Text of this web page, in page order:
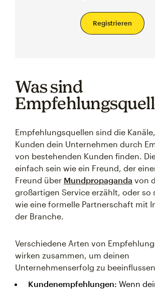
Registrieren
Was sind
Empfehlungsquellen sind die
Kunden dein Unternehmen durch
von bestehenden Kunden finden.
einfach sein wie ein Freund, der
Freund über Mundpropaganda von
großartigen Service erzählt, oder so
wie eine formelle Partnerschaft mit
der Branche.
Verschiedene Arten von
wirken zusammen, um deinen
Unternehmenserfolg zu
Kundenempfehlungen: Wenn